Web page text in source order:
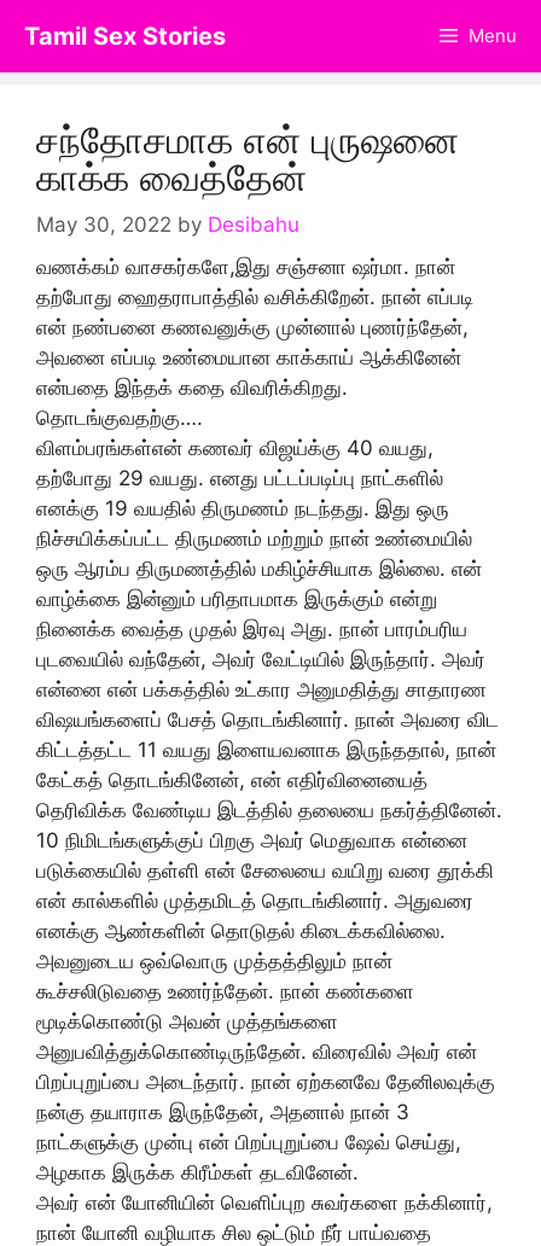
content
Tamil Sex Stories Menu
சந்தோசமாக என் புருஷனை
காக்க வைத்தேன்
May 30, 2022 by Desibahu
வணக்கம் வாசகர்களே,இது சஞ்சனா ஷர்மா. நான்
தற்போது ஹைதராபாத்தில் வசிக்கிறேன். நான் எப்படி
என் நண்பனை கணவனுக்கு முன்னால் புணர்ந்தேன்,
அவனை எப்படி உண்மையான காக்காய் ஆக்கினேன்
என்பதை இந்தக் கதை விவரிக்கிறது.
தொடங்குவதற்கு….
விளம்பரங்கள்என் கணவர் விஜய்க்கு 40 வயது,
தற்போது 29 வயது. எனது பட்டப்படிப்பு நாட்களில்
எனக்கு 19 வயதில் திருமணம் நடந்தது. இது ஒரு
நிச்சயிக்கப்பட்ட திருமணம் மற்றும் நான் உண்மையில்
ஒரு ஆரம்ப திருமணத்தில் மகிழ்ச்சியாக இல்லை. என்
வாழ்க்கை இன்னும் பரிதாபமாக இருக்கும் என்று
நினைக்க வைத்த முதல் இரவு அது. நான் பாரம்பரிய
புடவையில் வந்தேன், அவர் வேட்டியில் இருந்தார். அவர்
என்னை என் பக்கத்தில் உட்கார அனுமதித்து சாதாரண
விஷயங்களைப் பேசத் தொடங்கினார். நான் அவரை விட
கிட்டத்தட்ட 11 வயது இளையவனாக இருந்ததால், நான்
கேட்கத் தொடங்கினேன், என் எதிர்வினையைத்
தெரிவிக்க வேண்டிய இடத்தில் தலையை நகர்த்தினேன்.
10 நிமிடங்களுக்குப் பிறகு அவர் மெதுவாக என்னை
படுக்கையில் தள்ளி என் சேலையை வயிறு வரை தூக்கி
என் கால்களில் முத்தமிடத் தொடங்கினார். அதுவரை
எனக்கு ஆண்களின் தொடுதல் கிடைக்கவில்லை.
அவனுடைய ஒவ்வொரு முத்தத்திலும் நான்
கூச்சலிடுவதை உணர்ந்தேன். நான் கண்களை
மூடிக்கொண்டு அவன் முத்தங்களை
அனுபவித்துக்கொண்டிருந்தேன். விரைவில் அவர் என்
பிறப்புறுப்பை அடைந்தார். நான் ஏற்கனவே தேனிலவுக்கு
நன்கு தயாராக இருந்தேன், அதனால் நான் 3
நாட்களுக்கு முன்பு என் பிறப்புறுப்பை ஷேவ் செய்து,
அழகாக இருக்க கிரீம்கள் தடவினேன்.
அவர் என் யோனியின் வெளிப்புற சுவர்களை நக்கினார்,
நான் யோனி வழியாக சில ஒட்டும் நீர் பாய்வதை